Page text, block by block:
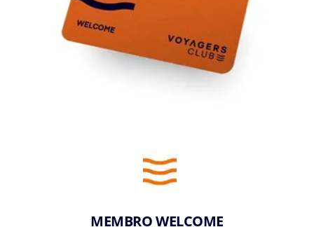
MEMBRO WELCOME